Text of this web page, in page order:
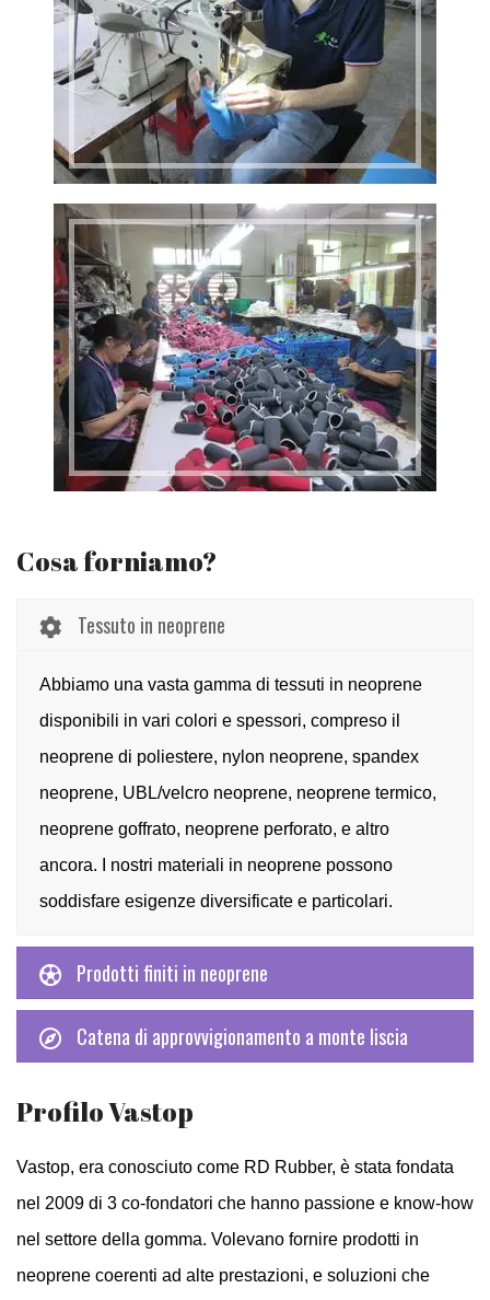
Cosa forniamo?
Tessuto in neoprene
Abbiamo una vasta gamma di tessuti in neoprene
disponibili in vari colori e spessori, compreso il
neoprene di poliestere, nylon neoprene, spandex
neoprene, UBL/velcro neoprene, neoprene termico,
neoprene goffrato, neoprene perforato, e altro
ancora. I nostri materiali in neoprene possono
soddisfare esigenze diversificate e particolari.
Prodotti finiti in neoprene
Catena di approvvigionamento a monte liscia
Profilo Vastop
Vastop, era conosciuto come RD Rubber, è stata fondata
nel 2009 di 3 co-fondatori che hanno passione e know-how
nel settore della gomma. Volevano fornire prodotti in
neoprene coerenti ad alte prestazioni, e soluzioni che